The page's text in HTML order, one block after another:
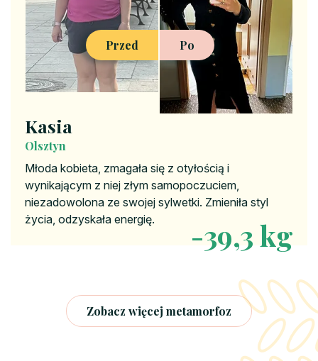
Przed Po
Kasia
Olsztyn
Młoda kobieta, zmagała się z otyłością i
wynikającym z niej złym samopoczuciem,
niezadowolona ze swojej sylwetki. Zmieniła styl
życia, odzyskała energię.
-39,3 kg
Zobacz więcej metamorfoz